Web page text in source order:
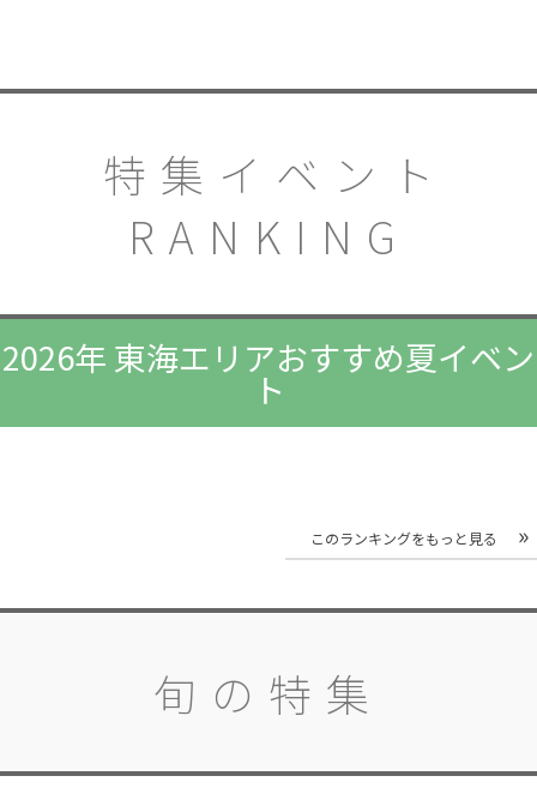
特集イベント
RANKING
2026年 東海エリアおすすめ夏イベン
ト
このランキングをもっと見る
旬の特集